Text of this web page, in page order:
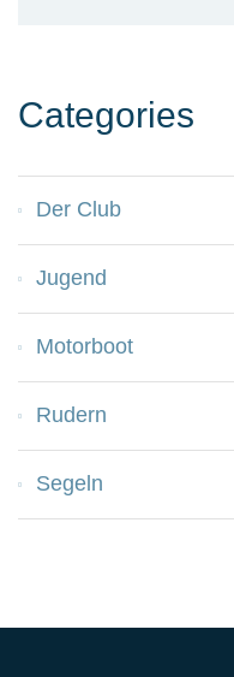
Categories
Der Club
Jugend
Motorboot
Rudern
Segeln